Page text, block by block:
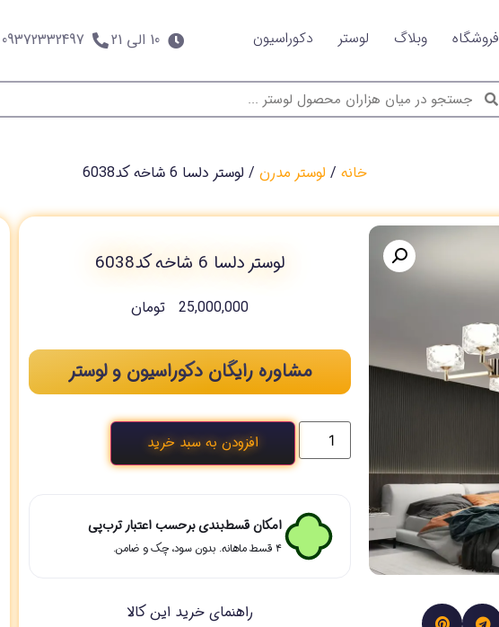
فروشگاه وبلاگ لوستر دکوراسیون 10 الی 21 09372332497
خانه / لوستر مدرن / لوستر دلسا 6 شاخه کد6038
لوستر دلسا 6 شاخه کد6038
25,000,000 تومان
مشاوره رایگان دکوراسیون و لوستر
افزودن به سبد خرید
امکان قسط‌بندی برحسب اعتبار ترب‌پی
۴ قسط ماهانه. بدون سود، چک و ضامن.
راهنمای خرید این کالا